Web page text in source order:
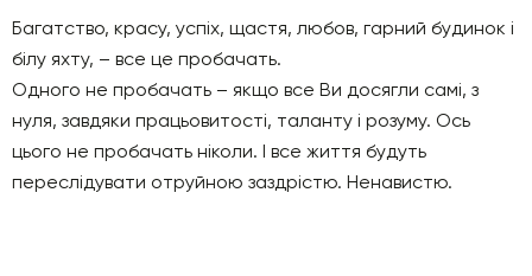
Багатство, красу, успіх, щастя, любов, гарний будинок і
білу яхту, – все це пробачать.
Одного не пробачать – якщо все Ви досягли самі, з
нуля, завдяки працьовитості, таланту і розуму. Ось
цього не пробачать ніколи. І все життя будуть
переслідувати отруйною заздрістю. Ненавистю.